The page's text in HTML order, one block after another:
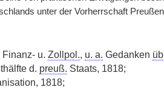
unter der Vorherrschaft
Finanz- u. Zollpol., u. a. Gedanken
d. preuß. Staats, 1818;
1818;